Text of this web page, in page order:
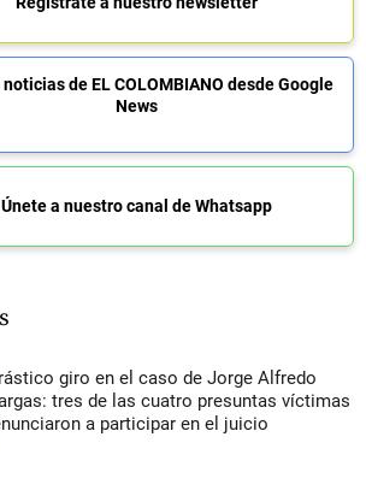
de EL COLOMBIANO desde Google
News
Únete a nuestro canal de Whatsapp
giro en el caso de Jorge Alfredo
tres de las cuatro presuntas víctimas
a participar en el juicio